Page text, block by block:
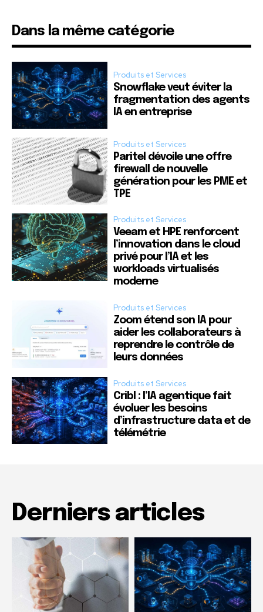
Dans la même catégorie
Produits et Services
Snowflake veut éviter la
fragmentation des agents
IA en entreprise
Produits et Services
Paritel dévoile une offre
firewall de nouvelle
génération pour les PME et
TPE
Produits et Services
Veeam et HPE renforcent
l’innovation dans le cloud
privé pour l’IA et les
workloads virtualisés
moderne
Produits et Services
Zoom étend son IA pour
aider les collaborateurs à
reprendre le contrôle de
leurs données
Produits et Services
Cribl : l’IA agentique fait
évoluer les besoins
d’infrastructure data et de
télémétrie
Derniers articles